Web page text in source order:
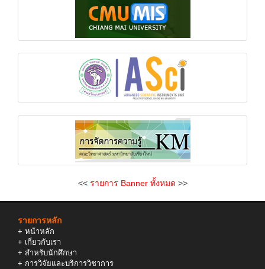
<< รายการ Banner ทั้งหมด >>
รายการหลัก
+ หน้าหลัก
+ เกี่ยวกับเรา
+ สำหรับนักศึกษา
+ การวิจัยและบริการวิชาการ